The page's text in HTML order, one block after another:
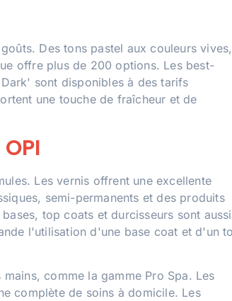
Des tons pastel aux couleurs vives,
offre plus de 200 options. Les best-
sont disponibles à des tarifs
une touche de fraîcheur et de
Les vernis offrent une excellente
semi-permanents et des produits
top coats et durcisseurs sont aussi
l'utilisation d'une base coat et d'un
comme la gamme Pro Spa. Les
complète de soins à domicile. Les